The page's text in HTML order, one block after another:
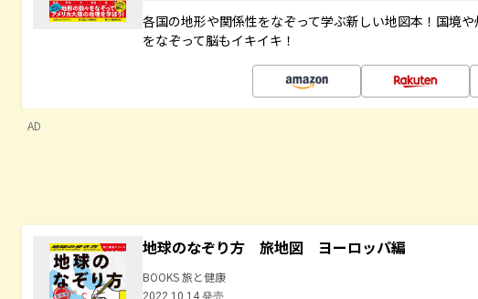
各国の地形や関係性をなぞって学ぶ新しい地図本！国境
をなぞって脳もイキイキ！
AD
地球のなぞり方 旅地図 ヨーロッパ編
BOOKS 旅と健康
2022.10.14 発売